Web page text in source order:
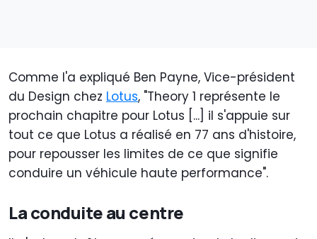
Comme l'a expliqué Ben Payne, Vice-président
du Design chez Lotus, "Theory 1 représente le
prochain chapitre pour Lotus [...] il s'appuie sur
tout ce que Lotus a réalisé en 77 ans d'histoire,
pour repousser les limites de ce que signifie
conduire un véhicule haute performance".
La conduite au centre